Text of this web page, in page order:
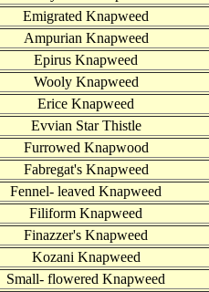
Emigrated Knapweed
Ampurian Knapweed
Epirus Knapweed
Wooly Knapweed
Erice Knapweed
Evvian Star Thistle
Furrowed Knapwood
Fabregat's Knapweed
Fennel- leaved Knapweed
Filiform Knapweed
Finazzer's Knapweed
Kozani Knapweed
Small- flowered Knapweed